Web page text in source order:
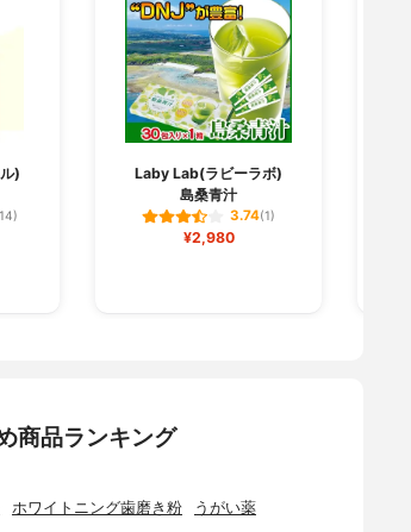
)
Laby Lab(ラビーラボ)
島桑青汁
3.74(1)
¥2,980
商品ランキング
ホワイトニング歯磨き粉 うがい薬